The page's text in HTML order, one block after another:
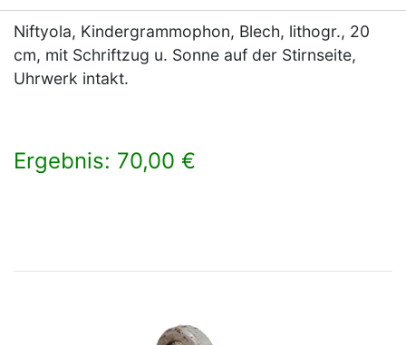
Niftyola, Kindergrammophon, Blech, lithogr., 20
cm, mit Schriftzug u. Sonne auf der Stirnseite,
Uhrwerk intakt.
Ergebnis: 70,00 €